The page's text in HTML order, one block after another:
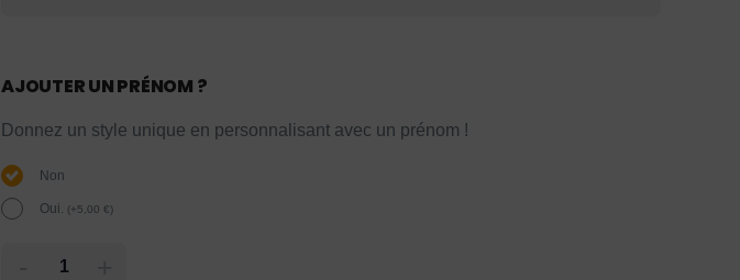
AJOUTER UN PRÉNOM ?
Donnez un style unique en personnalisant avec un prénom !
Non
Oui. (+5,00 €)